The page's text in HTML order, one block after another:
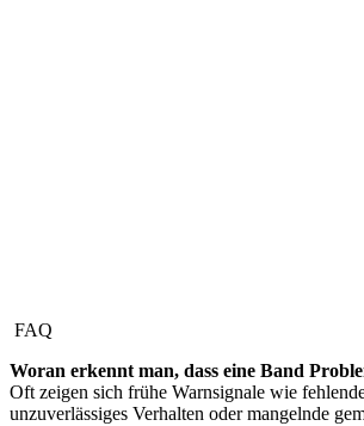
FAQ
Woran erkennt man, dass eine Band
Oft zeigen sich frühe Warnsignale wie
unzuverlässiges Verhalten oder mangelnde